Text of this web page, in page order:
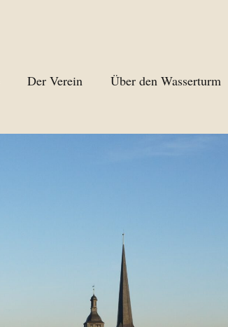
Der Verein Über den Wasserturm